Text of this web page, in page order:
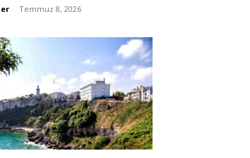
- Temmuz 8, 2026